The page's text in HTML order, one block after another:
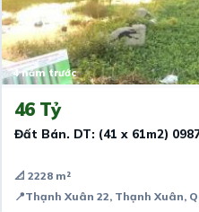
4 năm trước
46 Tỷ
Đất Bán. DT: (41 x 61m2)
📐 2228 m²
📍Thạnh Xuân 22, Thạnh Xuân,